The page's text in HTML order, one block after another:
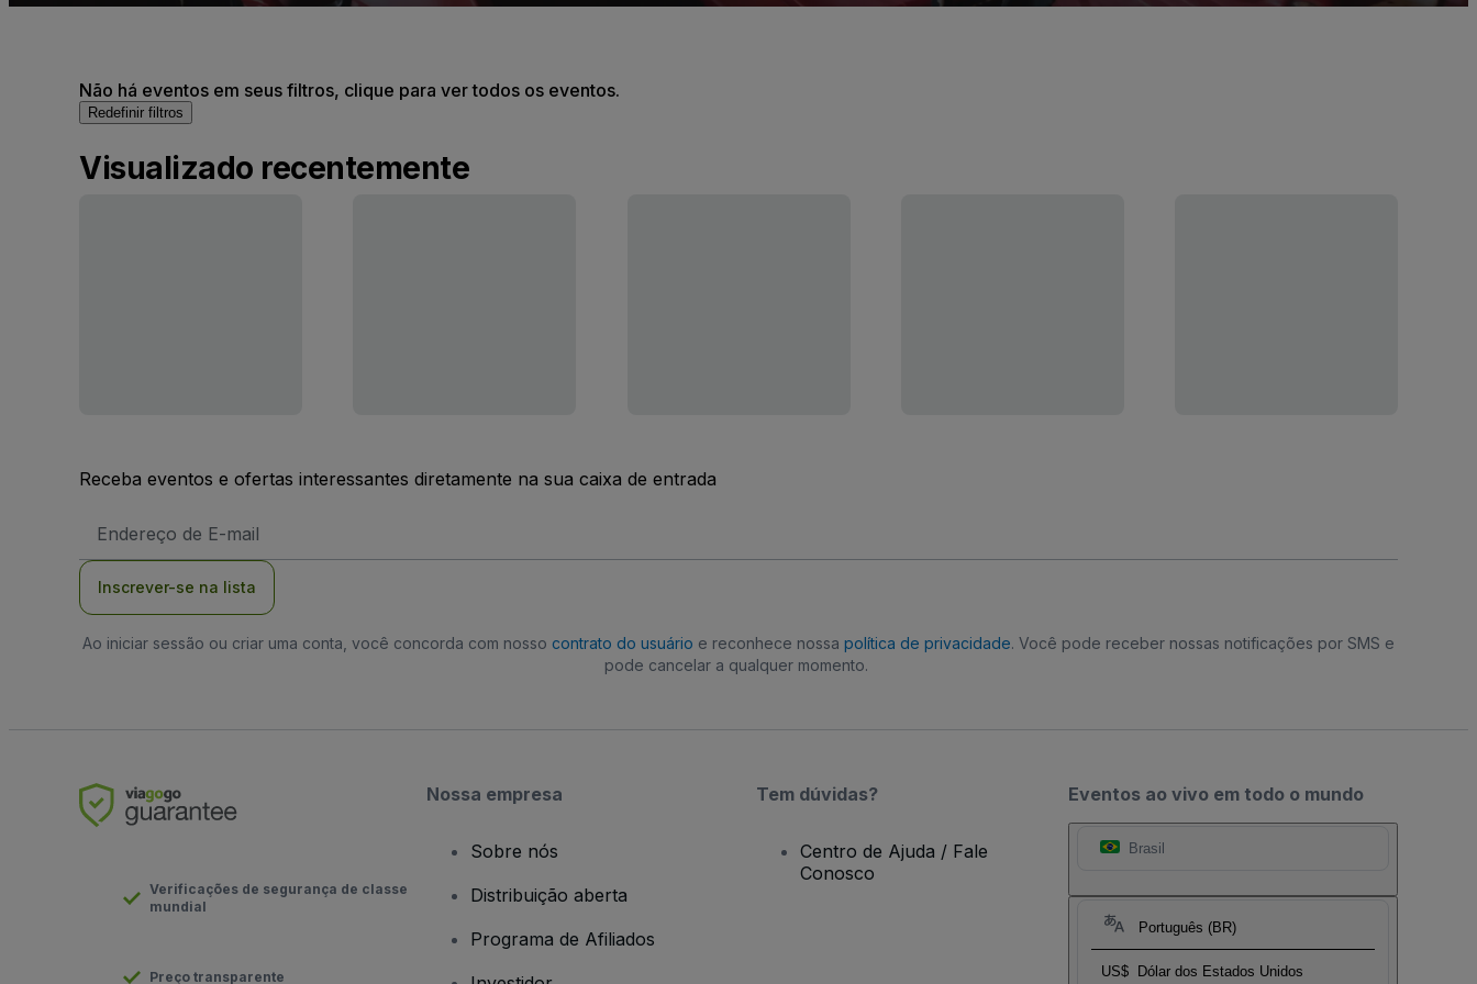
Não há eventos em seus filtros, clique para ver todos os eventos.
Redefinir filtros
Visualizado recentemente
Receba eventos e ofertas interessantes diretamente na sua caixa de entrada
de
Inscrever-se na lista
Ao iniciar sessão ou criar uma conta, você concorda com nosso contrato do usuário e reconhece nossa política de privacidade. Você pode receber nossas notificações por SMS e
pode cancelar a qualquer momento.
Eventos ao vivo em todo o mundo
Brasil
Português (BR)
US$ Dólar dos Estados Unidos
Verificações de segurança de classe
mundial
Preço transparente
Nossa empresa
Sobre nós
Distribuição aberta
Programa de Afiliados
Tem dúvidas?
Centro de Ajuda / Fale
Conosco